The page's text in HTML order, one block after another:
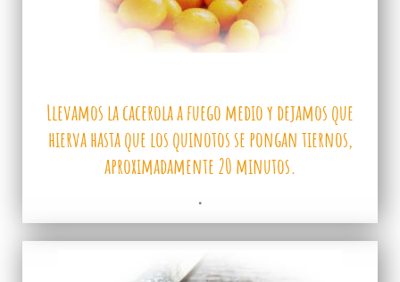
Llevamos la cacerola a fuego medio y dejamos que
hierva hasta que los quinotos se pongan tiernos,
aproximadamente 20 minutos.
.